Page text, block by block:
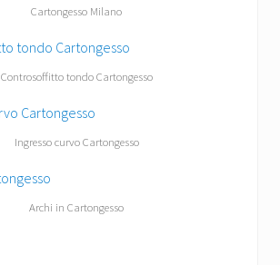
Cartongesso Milano
Controsoffitto tondo Cartongesso
Ingresso curvo Cartongesso
Archi in Cartongesso